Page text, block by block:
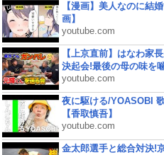
【漫画】美人なのに結
画】
youtube.com
【上京直前】はなわ家
決起会!最後の母の味を
youtube.com
夜に駆ける/YOASOBI
【香取慎吾】
youtube.com
金太郎選手と総合対決!